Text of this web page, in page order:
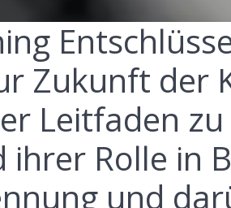
Zukunft der
Leitfaden
ihrer Rolle in
und